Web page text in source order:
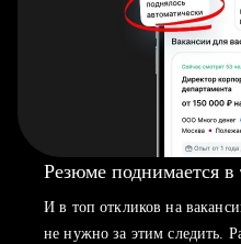
Резюме поднимается в
И в топ откликов на
не нужно за этим следить.